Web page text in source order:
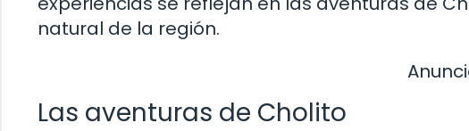
natural de la región.
Las aventuras de Cholito